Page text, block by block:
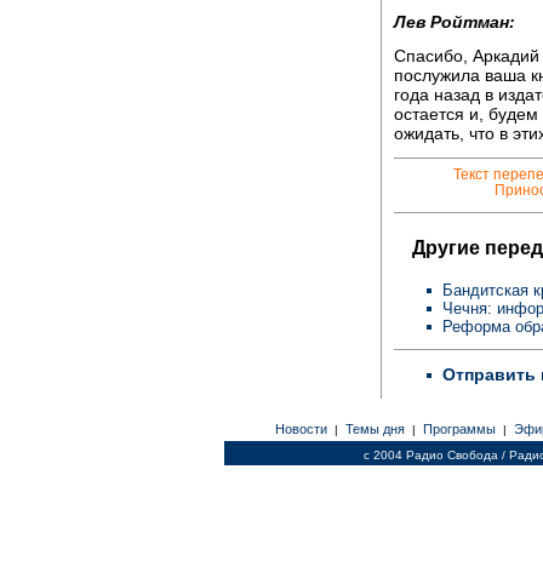
Лев Ройтман:
Спасибо,
послужила ваша
года назад в
остается и,
ожидать, что в
Текст
Другие
Бандитская
Чечня:
Реформа
Отправить
Новости | Темы дня | Программы |
c 2004 Радио Свобода /